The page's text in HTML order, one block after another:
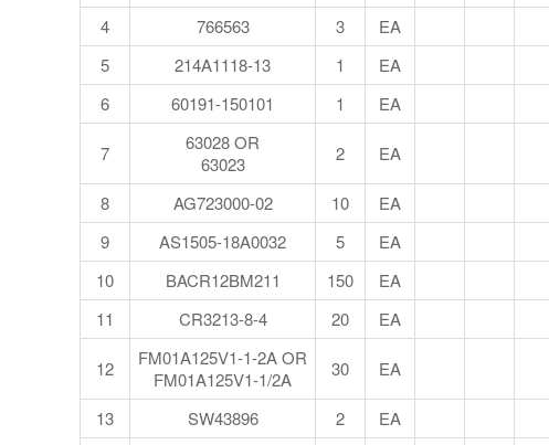
4
766563 3
EA
5
214A1118-13 1
EA
6
60191-150101 1 EA
7
63028 OR
63023
2 EA
8 AG723000-02 10
EA
9
AS1505-18A0032 5
EA
10
BACR12BM211 150
EA
11
CR3213-8-4 20 EA
12
FM01A125V1-1-2A OR
FM01A125V1-1/2A
30 EA
13 SW43896 2
EA